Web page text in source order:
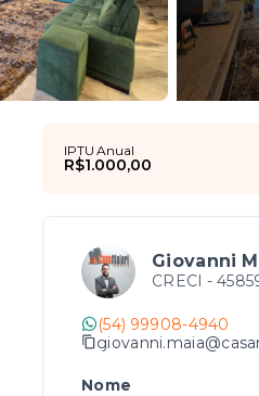
IPTU Anual
R$1.000,00
Giovanni
CRECI -
(54) 99908-4940
Nome